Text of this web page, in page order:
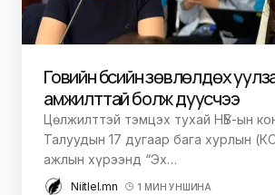
Говийн бүсийн зөвлөлдөх
амжилттай болж дуусчээ
Цөлжилттэй тэмцэх тухай НҮБ-ын
Талуудын 17 дугаар бага хурлын
ажлын хүрээнд “Эх…
Niitlel.mn 1 МИН УНШИНА